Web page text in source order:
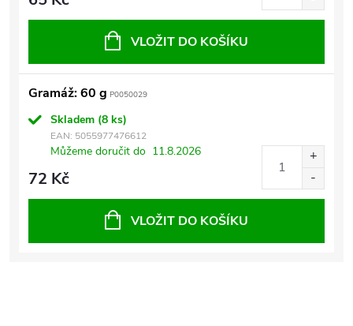
VLOŽIT DO KOŠÍKU
Gramáž: 60 g P0050029
Skladem (8 ks)
EAN: 5055977476612
Můžeme doručit do 11.8.2026
72 Kč
VLOŽIT DO KOŠÍKU